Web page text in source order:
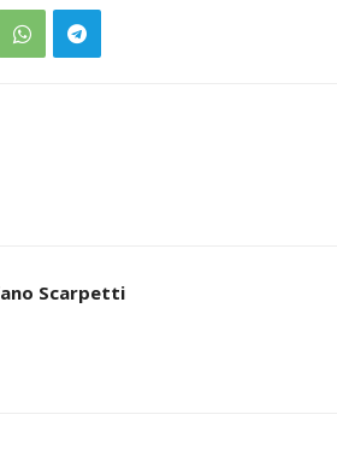
Scarpetti